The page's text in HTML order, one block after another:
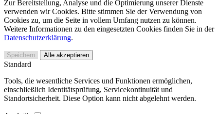
Zur Bereitstellung, Analyse und die Optimierung unserer Dienste
verwenden wir Cookies. Bitte stimmen Sie der Verwendung von
Cookies zu, um die Seite in vollem Umfang nutzen zu können.
Weitere Informationen zu den eingesetzten Cookies finden Sie in der
Datenschutzerklärung.
Speichern Alle akzeptieren
Standard
Tools, die wesentliche Services und Funktionen ermöglichen,
einschließlich Identitätsprüfung, Servicekontinuität und
Standortsicherheit. Diese Option kann nicht abgelehnt werden.